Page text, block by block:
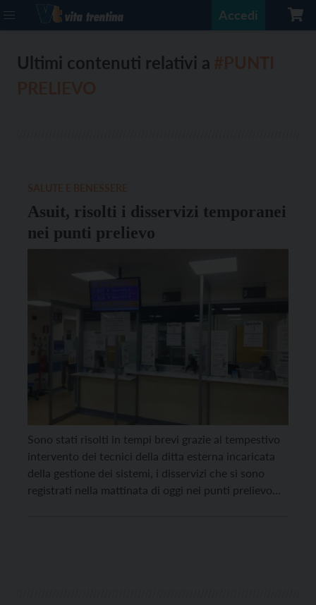
Accedi
Ultimi contenuti relativi a
Asuit, risolti i disservizi temporanei
nei punti prelievo
Sono stati risolti in tempi brevi grazie al tempestivo
intervento dei tecnici della ditta esterna incaricata
della gestione dei sistemi, i disservizi che si sono
registrati nella mattinata di oggi nei punti prelievo